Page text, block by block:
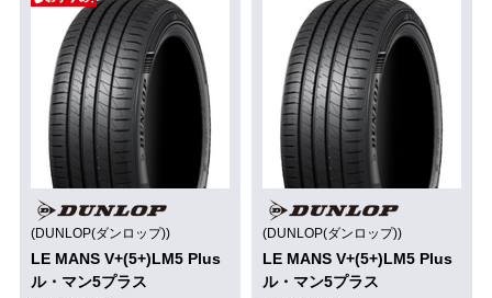
(DUNLOP(ダンロップ))
LE MANS V+(5+)LM5 Plus
ル・マン5プラス
(DUNLOP(ダンロップ))
LE MANS V+(5+)LM5 Plus
ル・マン5プラス